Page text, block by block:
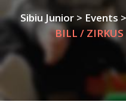
Sibiu Junior> Events >
BILL /